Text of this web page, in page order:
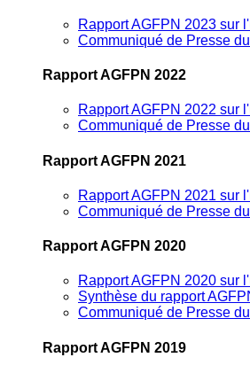
Rapport AGFPN 2023 sur
Communiqué de Presse
Rapport AGFPN 2022
Rapport AGFPN 2022 sur
Communiqué de Presse
Rapport AGFPN 2021
Rapport AGFPN 2021 sur
Communiqué de Presse
Rapport AGFPN 2020
Rapport AGFPN 2020 sur
Synthèse du rapport
Communiqué de Presse
Rapport AGFPN 2019